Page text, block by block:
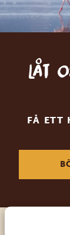
Låt
FÅ ETT